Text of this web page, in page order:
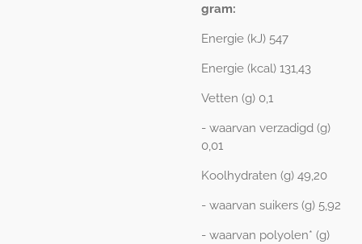
gram:
Energie (kJ) 547
Energie (kcal) 131,43
Vetten (g) 0,1
- waarvan verzadigd (g)
0,01
Koolhydraten (g) 49,20
- waarvan suikers (g) 5,92
- waarvan polyolen* (g)